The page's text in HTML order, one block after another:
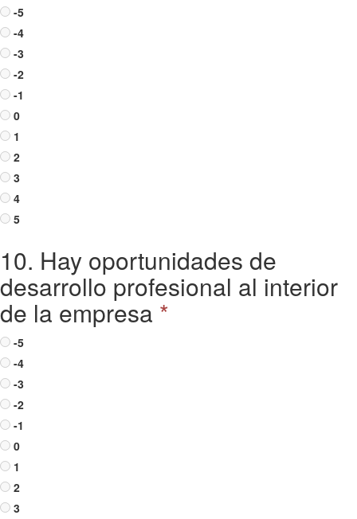
-5
-4
-3
-2
-1
0
1
2
3
4
5
10. Hay oportunidades de
desarrollo profesional al interior
de la empresa *
-5
-4
-3
-2
-1
0
1
2
3